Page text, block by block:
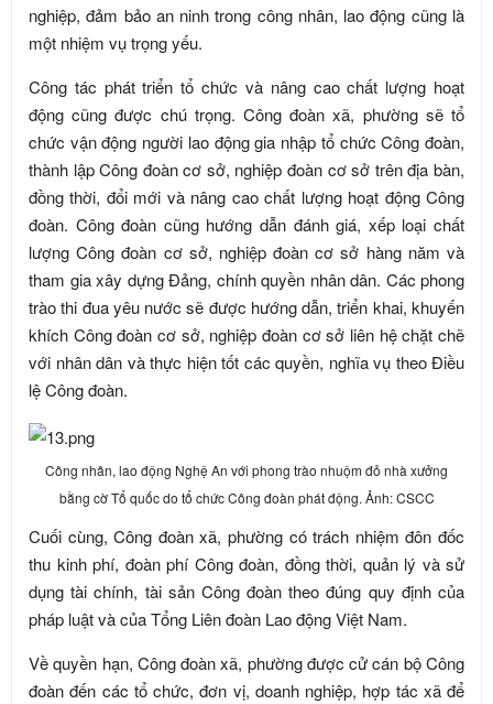
nghiệp, đảm bảo an ninh trong công nhân, lao động cũng là
một nhiệm vụ trọng yếu.
Công tác phát triển tổ chức và nâng cao chất lượng hoạt
động cũng được chú trọng. Công đoàn xã, phường sẽ tổ
chức vận động người lao động gia nhập tổ chức Công đoàn,
thành lập Công đoàn cơ sở, nghiệp đoàn cơ sở trên địa bàn,
đồng thời, đổi mới và nâng cao chất lượng hoạt động Công
đoàn. Công đoàn cũng hướng dẫn đánh giá, xếp loại chất
lượng Công đoàn cơ sở, nghiệp đoàn cơ sở hàng năm và
tham gia xây dựng Đảng, chính quyền nhân dân. Các phong
trào thi đua yêu nước sẽ được hướng dẫn, triển khai, khuyến
khích Công đoàn cơ sở, nghiệp đoàn cơ sở liên hệ chặt chẽ
với nhân dân và thực hiện tốt các quyền, nghĩa vụ theo Điều
lệ Công đoàn.
Công nhân, lao động Nghệ An với phong trào nhuộm đỏ nhà xưởng
bằng cờ Tổ quốc do tổ chức Công đoàn phát động. Ảnh: CSCC
Cuối cùng, Công đoàn xã, phường có trách nhiệm đôn đốc
thu kinh phí, đoàn phí Công đoàn, đồng thời, quản lý và sử
dụng tài chính, tài sản Công đoàn theo đúng quy định của
pháp luật và của Tổng Liên đoàn Lao động Việt Nam.
Về quyền hạn, Công đoàn xã, phường được cử cán bộ Công
đoàn đến các tổ chức, đơn vị, doanh nghiệp, hợp tác xã để